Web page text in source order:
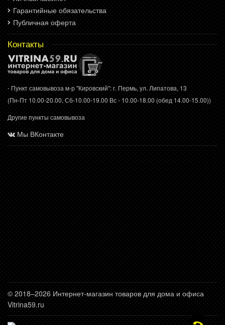
Гарантийные обязательства
Публичная оферта
Контакты
- Пункт самовывоза м-р "Кировский": г. Пермь, ул. Липатова, 13
(Пн-Пт 10.00-20.00, Сб-10.00-19.00 Вс - 10.00-18.00 (обед 14.00-15.00))
Другие пункты самовывоза
Мы ВКонтакте
© 2018–2026 Интернет-магазин товаров для дома и офиса
Vitrina59.ru